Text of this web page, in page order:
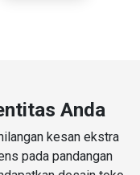
Anda
kesan ekstra
pada pandangan